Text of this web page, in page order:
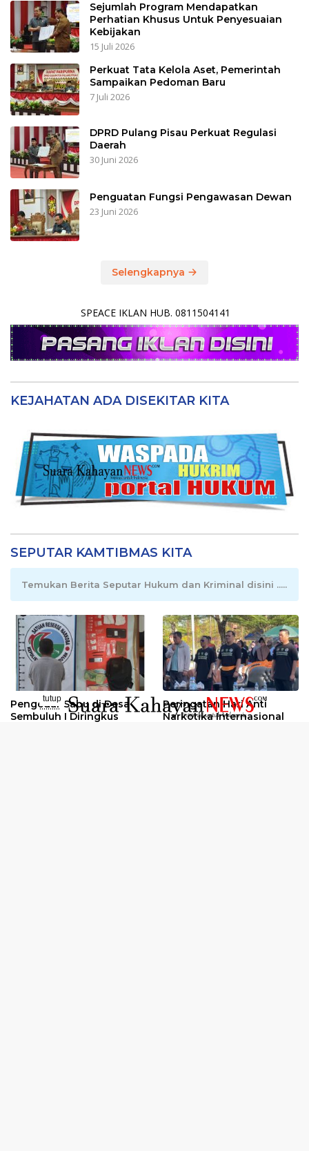
Sejumlah Program Mendapatkan
Perhatian Khusus Untuk Penyesuaian
Kebijakan
15 Juli 2026
Perkuat Tata Kelola Aset, Pemerintah
Sampaikan Pedoman Baru
7 Juli 2026
DPRD Pulang Pisau Perkuat Regulasi
Daerah
30 Juni 2026
Penguatan Fungsi Pengawasan Dewan
23 Juni 2026
Selengkapnya
SPEACE IKLAN HUB. 0811504141
KEJAHATAN ADA DISEKITAR KITA
SEPUTAR KAMTIBMAS KITA
Temukan Berita Seputar Hukum dan Kriminal disini .....
Pengedar Sabu di Desa
Sembuluh I Diringkus
Peringatan Hari Anti
Narkotika Internasional
tutup
..........